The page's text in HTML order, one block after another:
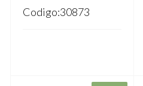
Codigo:30873